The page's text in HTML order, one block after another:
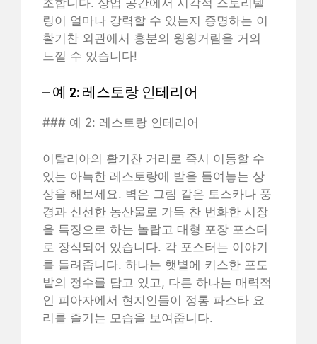
링이 얼마나 강력할 수 있는지 증명하는 이
활기찬 외관에서 흥분의 윙윙거림을 거의
느낄 수 있습니다!
– 예 2: 레스토랑 인테리어
### 예 2: 레스토랑 인테리어
이탈리아의 활기찬 거리로 즉시 이동할 수
있는 아늑한 레스토랑에 발을 들여놓는 상
상을 해보세요. 벽은 그림 같은 토스카나 풍
경과 신선한 농산물로 가득 찬 번화한 시장
을 특징으로 하는 놀랍고 대형 포장 포스터
로 장식되어 있습니다. 각 포스터는 이야기
를 들려줍니다. 하나는 햇볕에 키스한 포도
밭의 정수를 담고 있고, 다른 하나는 매력적
인 피아자에서 현지인들이 정통 파스타 요
리를 즐기는 모습을 보여줍니다.